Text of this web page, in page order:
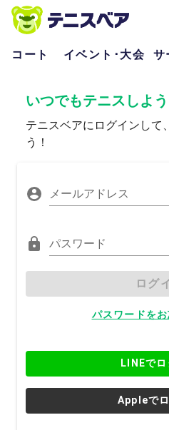
コート イベント･大会 サ
いつでもテニスしよう
テニスベアにログインして
う！
メールアドレス
パスワード
ログ
パスワードを
LINEで
Appleで